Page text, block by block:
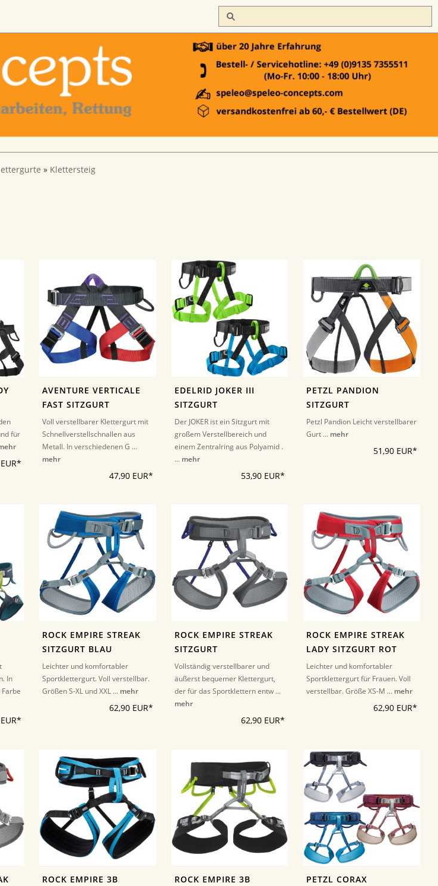
» Klettersteig
für
AVENTURE VERTICALE
FAST SITZGURT
Voll verstellbarer Klettergurt mit
Schnellverstellschnallen aus
Metall. In verschiedenen G ...
mehr
47,90 EUR*
EDELRID JOKER III
SITZGURT
Der JOKER ist ein Sitzgurt mit
großem Verstellbereich und
einem Zentralring aus Polyamid .
... mehr
53,90 EUR*
PETZL PANDION
SITZGURT
Petzl Pandion Leicht verstellbarer
Gurt ... mehr
51,90 EUR*
In
ROCK EMPIRE STREAK
SITZGURT BLAU
Leichter und komfortabler
Sportklettergurt. Voll verstellbar.
Größen S-XL und XXL ... mehr
62,90 EUR*
ROCK EMPIRE STREAK
SITZGURT
Vollständig verstellbarer und
äußerst bequemer Klettergurt,
der für das Sportklettern entw ...
mehr
62,90 EUR*
ROCK EMPIRE STREAK
LADY SITZGURT ROT
Leichter und komfortabler
Sportklettergurt für Frauen. Voll
verstellbar. Größe XS-M ... mehr
62,90 EUR*
ROCK EMPIRE 3B
ROCK EMPIRE 3B
PETZL CORAX